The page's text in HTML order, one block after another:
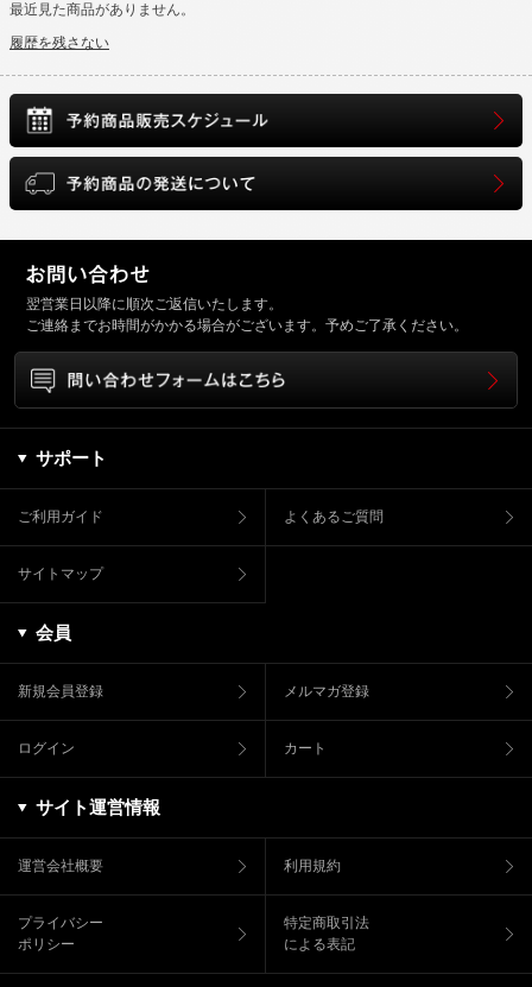
最近見た商品がありません。
履歴を残さない
翌営業日以降に順次ご返信いたします。
ご連絡までお時間がかかる場合がございます。予めご了承ください。
サポート
ご利用ガイド よくあるご質問
サイトマップ
会員
新規会員登録 メルマガ登録
ログイン カート
サイト運営情報
運営会社概要 利用規約
プライバシー
ポリシー
特定商取引法
による表記